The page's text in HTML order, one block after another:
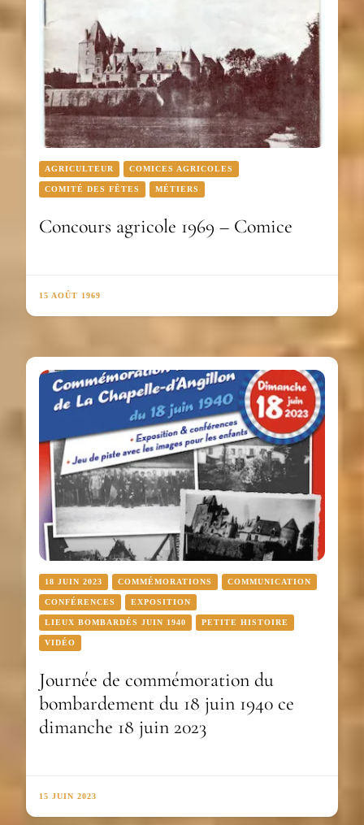
AGRICULTEUR COMICES AGRICOLES
COMITÉ DES FÊTES MÉTIERS
Concours agricole 1969 – Comice
15 AOÛT 1969
18 JUIN 2023 COMMÉMORATIONS COMMUNICATION
CONFÉRENCES EXPOSITION
LIEUX BOMBARDÉS JUIN 1940 PETITE HISTOIRE
VIDÉO
Journée de commémoration du
bombardement du 18 juin 1940 ce
dimanche 18 juin 2023
15 JUIN 2023